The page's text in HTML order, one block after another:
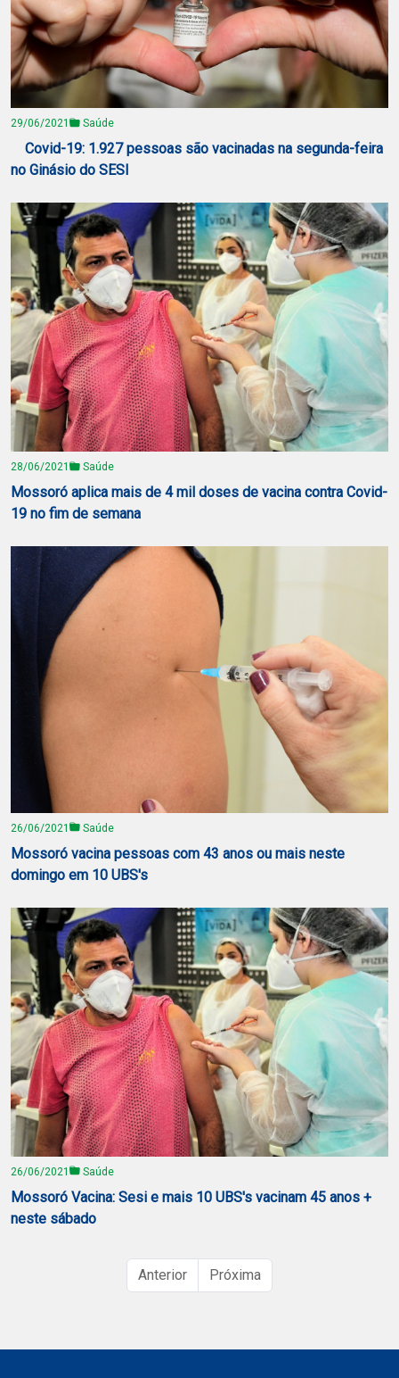
29/06/2021 Saúde
Covid-19: 1.927 pessoas são vacinadas na segunda-feira
no Ginásio do SESI
28/06/2021 Saúde
Mossoró aplica mais de 4 mil doses de vacina contra Covid-
19 no fim de semana
26/06/2021 Saúde
Mossoró vacina pessoas com 43 anos ou mais neste
domingo em 10 UBS's
26/06/2021 Saúde
Mossoró Vacina: Sesi e mais 10 UBS's vacinam 45 anos +
neste sábado
Anterior Próxima